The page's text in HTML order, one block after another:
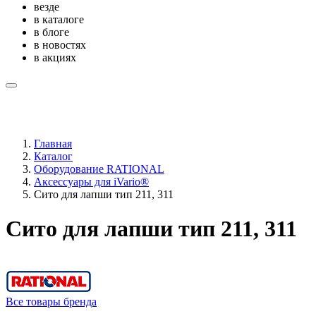
везде
в каталоге
в блоге
в новостях
в акциях
Главная
Каталог
Оборудование RATIONAL
Аксессуары для iVario®
Сито для лапши тип 211, 311
Сито для лапши тип 211, 311
Все товары бренда